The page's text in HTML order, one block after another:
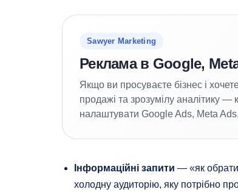
Sawyer Marketing
Реклама в Google,
Якщо ви просуваєте бізнес і
продажі та зрозумілу аналітику
налаштувати Google Ads, Meta
Інформаційні запити — «як обрати
холодну аудиторію, яку потрібно